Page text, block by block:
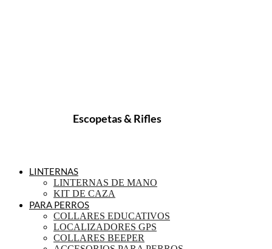
Escopetas & Rifles
LINTERNAS
LINTERNAS DE MANO
KIT DE CAZA
PARA PERROS
COLLARES EDUCATIVOS
LOCALIZADORES GPS
COLLARES BEEPER